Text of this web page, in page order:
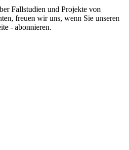
Fallstudien und Projekte von
freuen wir uns, wenn Sie unseren
- abonnieren.